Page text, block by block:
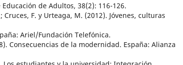
de Adultos, 38(2): 116-126.
Cruces, F. y Urteaga, M. (2012). Jóvenes, culturas
Ariel/Fundación Telefónica.
Consecuencias de la modernidad. España: Alianza